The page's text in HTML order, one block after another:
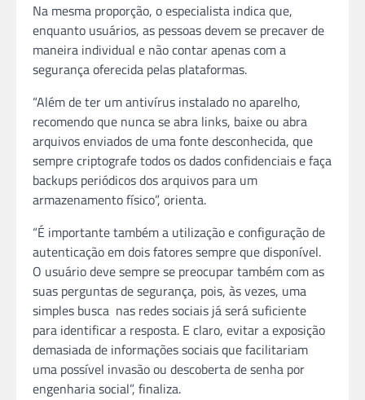
Na mesma proporção, o especialista indica que,
enquanto usuários, as pessoas devem se precaver de
maneira individual e não contar apenas com a
segurança oferecida pelas plataformas.
“Além de ter um antivírus instalado no aparelho,
recomendo que nunca se abra links, baixe ou abra
arquivos enviados de uma fonte desconhecida, que
sempre criptografe todos os dados confidenciais e faça
backups periódicos dos arquivos para um
armazenamento físico”, orienta.
“É importante também a utilização e configuração de
autenticação em dois fatores sempre que disponível.
O usuário deve sempre se preocupar também com as
suas perguntas de segurança, pois, às vezes, uma
simples busca nas redes sociais já será suficiente
para identificar a resposta. E claro, evitar a exposição
demasiada de informações sociais que facilitariam
uma possível invasão ou descoberta de senha por
engenharia social”, finaliza.